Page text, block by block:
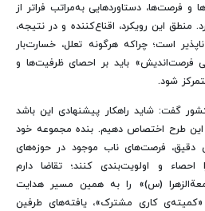
و فرصت‌ها، دستاوردهایی به‌مراتب فراتر از
منطق این رویکرد، اقناع‌کننده و در نتیجه،
است؛ چراکه هرگونه تعلل، خسارت‌بار
فرصت‌اندیش» باید بر احصای ظرفیت‌ها و
شود.
گفت: شاید راهکار پیشنهادی این باشد
این طرح اختصاص دهیم. بنده مجموعه خود
دقیق، فرصت‌های ناب موجود در حوزه‌های
و اولویت‌بندی کنند؛ تقاضا دارم
(س)» را به همین مسیر هدایت
کاری مشترک»، یافته‌های طرفین